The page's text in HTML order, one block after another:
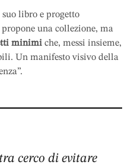
libro e progetto
una collezione, ma
minimi che, messi insieme,
Un manifesto visivo della
cerco di evitare